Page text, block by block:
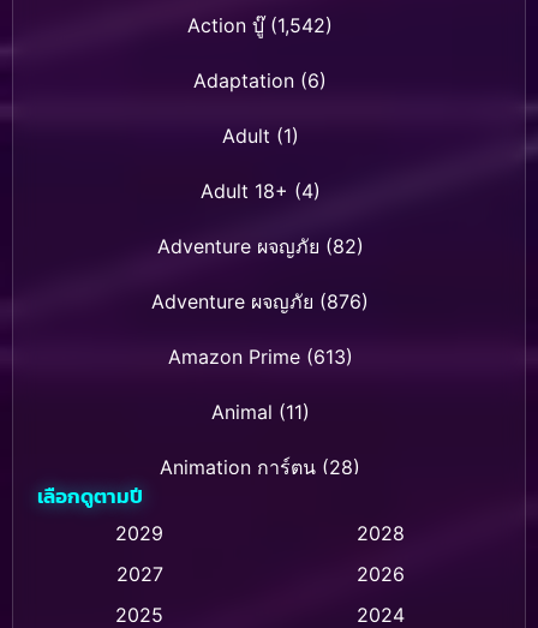
Action บู๊(1,542)
Adaptation (6)
Adult (1)
Adult 18+ (4)
Adventure ผจญภัย (82)
Adventure ผจญภัย (876)
Amazon Prime(613)
Animal (11)
Animation การ์ตูน (28)
Animation การ์ตูน (236)
Animation การ์ตูน (32)
เลือกดูตามปี
2029
2028
2027
2026
2025
2024